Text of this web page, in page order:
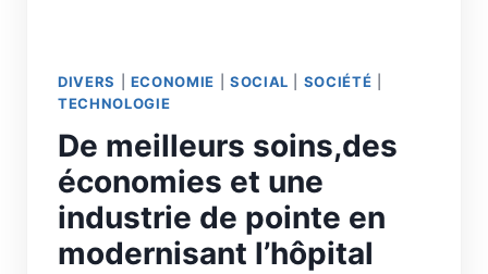
DIVERS ECONOMIE SOCIAL SOCIÉTÉ
TECHNOLOGIE
De meilleurs soins,des
économies et une
industrie de pointe en
modernisant l’hôpital